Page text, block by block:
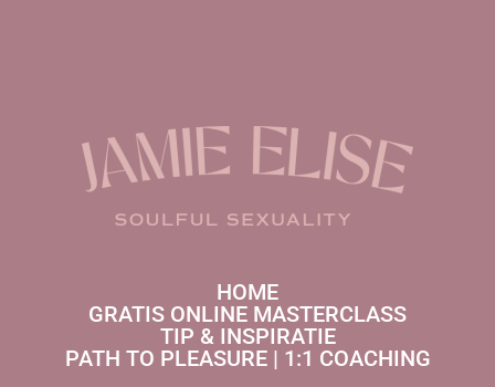
HOME
GRATIS ONLINE MASTERCLASS
TIP & INSPIRATIE
PATH TO PLEASURE | 1:1 COACHING